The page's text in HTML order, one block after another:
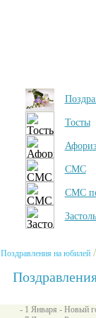
Тосты
СМС
СМС
Поздравления на юбилей
- 1 Января - Новый